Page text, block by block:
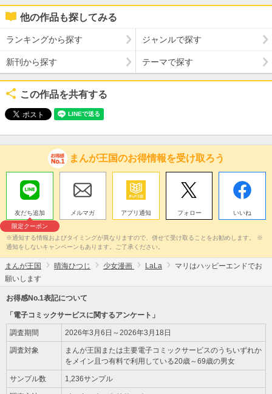
他の作品も探してみる
ランキングから探す ジャンルで探す
新刊から探す テーマで探す
この作品を共有する
まんが王国のお得情報を受け取ろう
友だち追加
限定クーポン
メルマガ アプリ通知 フォロー いいね
※通知する情報およびタイミングが異なりますので、併せて受け取ることをお勧めします。 ※
通知をしないキャンペーンもあります。ご了承ください。
まんが王国 晴海ひつじ 少女漫画 LaLa
マリはハッピーエンドでお
願いします
お得感No.1表記について
「電子コミックサービスに関するアンケート」
調査期間 2026年3月6日～2026年3月18日
調査対象
まんが王国または主要電子コミックサービスのうちいずれか
をメイン且つ有料で利用している20歳～69歳の男女
サンプル数 1,236サンプル